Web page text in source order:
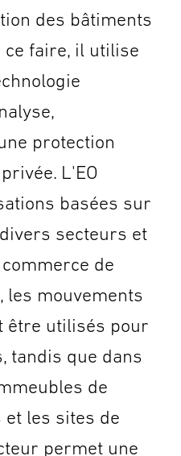
des bâtiments
ce faire, il utilise
protection
L'EO
basées sur
secteurs et
de
les mouvements
être utilisés pour
tandis que dans
de
et les sites de
permet une